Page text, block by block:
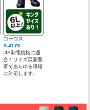
コーコス
A-4176
JIS制電規格に適
合！サイズ展開豊
富であらゆる職場
に対応します。